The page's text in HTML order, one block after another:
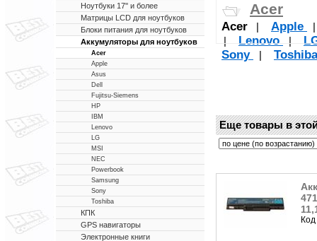
Ноутбуки 17'' и более
Матрицы LCD для ноутбуков
Блоки питания для ноутбуков
Аккумуляторы для ноутбуков
Acer
Apple
Asus
Dell
Fujitsu-Siemens
HP
IBM
Lenovo
LG
MSI
NEC
Powerbook
Samsung
Sony
Toshiba
КПК
GPS навигаторы
Электронные книги
Acer
Acer | Apple
|
Lenovo |
Sony
| Toshiba
Еще товары в